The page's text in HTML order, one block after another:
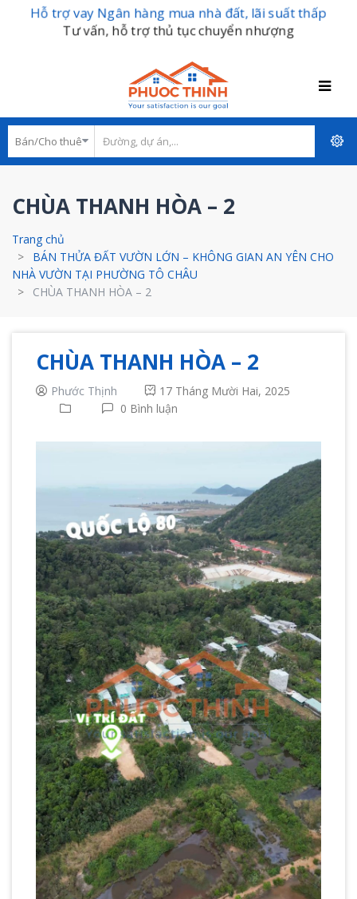
Hỗ trợ vay Ngân hàng mua nhà đất, lãi suất thấp
Tư vấn, hỗ trợ thủ tục chuyển nhượng
CHÙA THANH HÒA – 2
Trang chủ
BÁN THỬA ĐẤT VƯỜN LỚN – KHÔNG GIAN AN YÊN CHO
NHÀ VƯỜN TẠI PHƯỜNG TÔ CHÂU
CHÙA THANH HÒA – 2
CHÙA THANH HÒA – 2
Phước Thịnh
17 Tháng Mười Hai, 2025
0 Bình luận